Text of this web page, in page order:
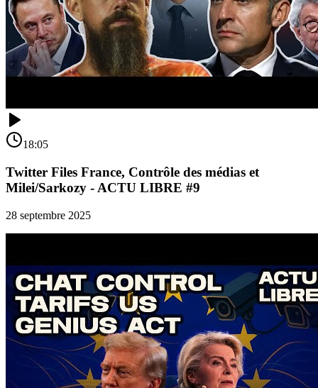
18:05
Twitter Files France, Contrôle des médias et
Milei/Sarkozy - ACTU LIBRE #9
28 septembre 2025